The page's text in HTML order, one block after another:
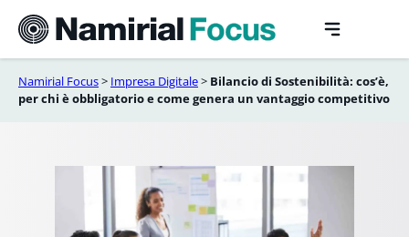
contenuto
Namirial Focus> Impresa Digitale> Bilancio di Sostenibilità: cos’è,
per chi è obbligatorio e come genera un vantaggio competitivo